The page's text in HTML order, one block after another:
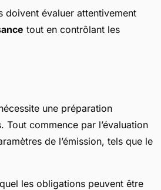
doivent évaluer attentivement
tout en contrôlant les
une préparation
Tout commence par l’évaluation
de l’émission, tels que le
les obligations peuvent être